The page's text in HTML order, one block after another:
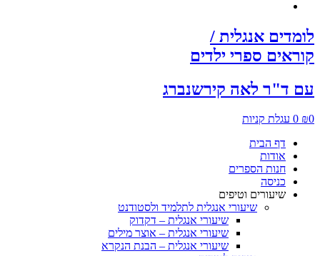
לומדים אנגלית /
קוראים ספרי ילדים
עם ד"ר לאה קירשנברג
₪0
0 עגלת קניות
דף הבית
אודות
חנות הספרים
כניסה
שיעורים וטיפים
שיעורי אנגלית לתלמיד ולסטודנט
שיעורי אנגלית – דקדוק
שיעורי אנגלית – אוצר מילים
שיעורי אנגלית – הבנת הנקרא